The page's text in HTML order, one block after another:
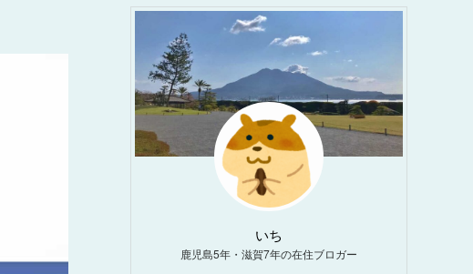
いち
鹿児島5年・滋賀7年の在住ブロガー